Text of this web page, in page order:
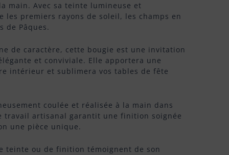
à
35,00 €
main. Avec sa teinte lumineuse et
les premiers rayons de soleil, les champs en
de Pâques.
de caractère, cette bougie est une invitation
et conviviale. Elle apportera une
intérieur et sublimera vos tables de fête
coulée et réalisée à la main dans
travail artisanal garantit une finition soignée
une pièce unique.
teinte ou de finition témoignent de son